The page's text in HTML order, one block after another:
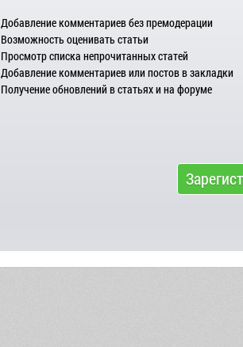
Добавление комментариев без премодерации
Возможность оценивать статьи
Просмотр списка непрочитанных статей
Добавление комментариев или постов в закладки
Получение обновлений в статьях и на форуме